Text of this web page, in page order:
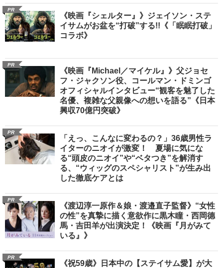
PR
《映画『シェルター』》ジェイソン・ステ
イサムがお盆を“打破”する!!《「眠眠打破」
コラボ》
PR
《映画『Michael／マイケル』》父ジョセ
フ・ジャクソン役、コールマン・ドミンゴ
オフィシャルインタビュー“観客を魅了した
名優、複雑な父親像への想いを語る”《日本
興収70億円突破》
PR
「えっ、こんなに変わるの？」36歳男性ラ
イターのニオイが激変！ 夏場に気にな
る“頭皮のニオイ”や“ベタつき”を解消す
る、“ウィッグのスペシャリスト”が生み出
した徹底ケアとは
PR
《渡辺淳一原作＆娘・渡邉直子監督》“女性
の性”を真摯に描く意欲作に黒木瞳・西岡德
馬・吉田羊が出演決定！《映画『月がみて
いる』》
PR
《祝59歳》日本中の【ステイサム愛】が大